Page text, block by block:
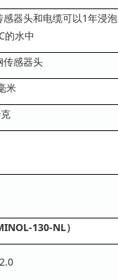
感器头和电缆可以1年浸泡
水中
传感器头
米
130-NL）